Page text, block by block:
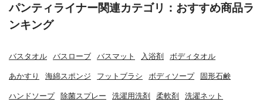
パンティライナー関連カテゴリ：おすすめ商品ラ
ンキング
バスタオル バスローブ バスマット 入浴剤 ボディタオル
あかすり 海綿スポンジ フットブラシ ボディソープ 固形石鹸
ハンドソープ 除菌スプレー 洗濯用洗剤 柔軟剤 洗濯ネット